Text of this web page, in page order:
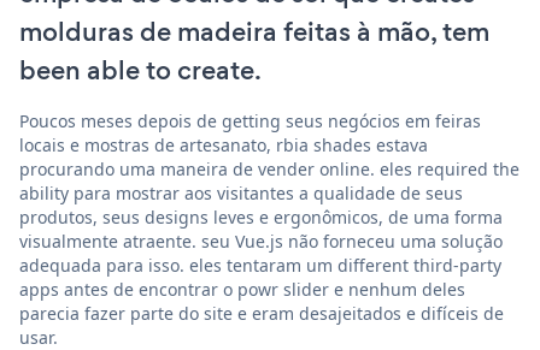
molduras de madeira feitas à mão, tem
been able to create.
Poucos meses depois de getting seus negócios em feiras
locais e mostras de artesanato, rbia shades estava
procurando uma maneira de vender online. eles required the
ability para mostrar aos visitantes a qualidade de seus
produtos, seus designs leves e ergonômicos, de uma forma
visualmente atraente. seu Vue.js não forneceu uma solução
adequada para isso. eles tentaram um different third-party
apps antes de encontrar o powr slider e nenhum deles
parecia fazer parte do site e eram desajeitados e difíceis de
usar.